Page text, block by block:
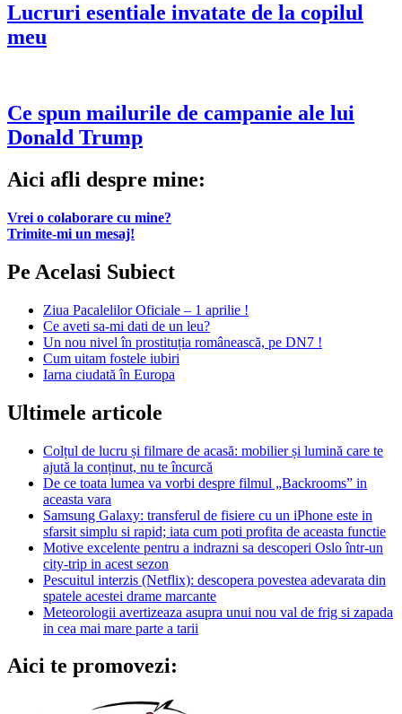
Lucruri esentiale invatate de la copilul
meu
Ce spun mailurile de campanie ale lui
Donald Trump
Aici afli despre mine:
Vrei o colaborare cu mine?
Trimite-mi un mesaj!
Pe Acelasi Subiect
Ziua Pacalelilor Oficiale – 1 aprilie !
Ce aveti sa-mi dati de un leu?
Un nou nivel în prostituția românească, pe DN7 !
Cum uitam fostele iubiri
Iarna ciudată în Europa
Ultimele articole
Colțul de lucru și filmare de acasă: mobilier și lumină care te
ajută la conținut, nu te încurcă
De ce toata lumea va vorbi despre filmul „Backrooms” in
aceasta vara
Samsung Galaxy: transferul de fisiere cu un iPhone este in
sfarsit simplu si rapid; iata cum poti profita de aceasta functie
Motive excelente pentru a indrazni sa descoperi Oslo într-un
city-trip in acest sezon
Pescuitul interzis (Netflix): descopera povestea adevarata din
spatele acestei drame marcante
Meteorologii avertizeaza asupra unui nou val de frig si zapada
in cea mai mare parte a tarii
Aici te promovezi: